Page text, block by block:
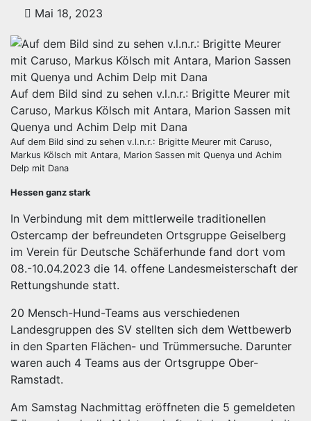
Mai 18, 2023
Auf dem Bild sind zu sehen v.l.n.r.: Brigitte Meurer mit
Caruso, Markus Kölsch mit Antara, Marion Sassen mit
Quenya und Achim Delp mit Dana
Auf dem Bild sind zu sehen v.l.n.r.: Brigitte Meurer mit Caruso,
Markus Kölsch mit Antara, Marion Sassen mit Quenya und Achim
Delp mit Dana
Hessen ganz stark
In Verbindung mit dem mittlerweile traditionellen
Ostercamp der befreundeten Ortsgruppe Geiselberg
im Verein für Deutsche Schäferhunde fand dort vom
08.-10.04.2023 die 14. offene Landesmeisterschaft der
Rettungshunde statt.
20 Mensch-Hund-Teams aus verschiedenen
Landesgruppen des SV stellten sich dem Wettbewerb
in den Sparten Flächen- und Trümmersuche. Darunter
waren auch 4 Teams aus der Ortsgruppe Ober-
Ramstadt.
Am Samstag Nachmittag eröffneten die 5 gemeldeten